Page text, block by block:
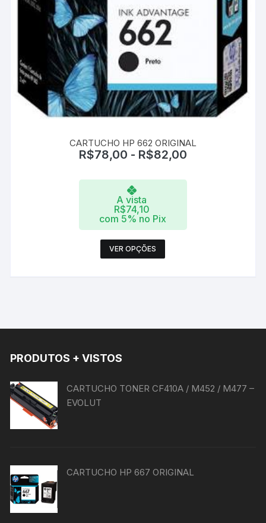
CARTUCHO HP 662 ORIGINAL
R$78,00 - R$82,00
A vista
R$74,10
com 5% no Pix
VER OPÇÕES
produto
opções
na
PRODUTOS + VISTOS
CARTUCHO TONER CF410A / M452 / M477 –
EVOLUT
CARTUCHO HP 667 ORIGINAL